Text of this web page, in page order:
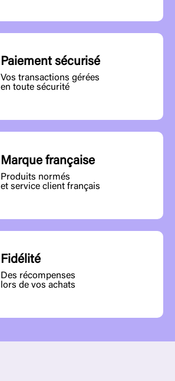
Paiement sécurisé
Vos transactions gérées
en toute sécurité
Marque française
Produits normés
et service client français
Fidélité
Des récompenses
lors de vos achats